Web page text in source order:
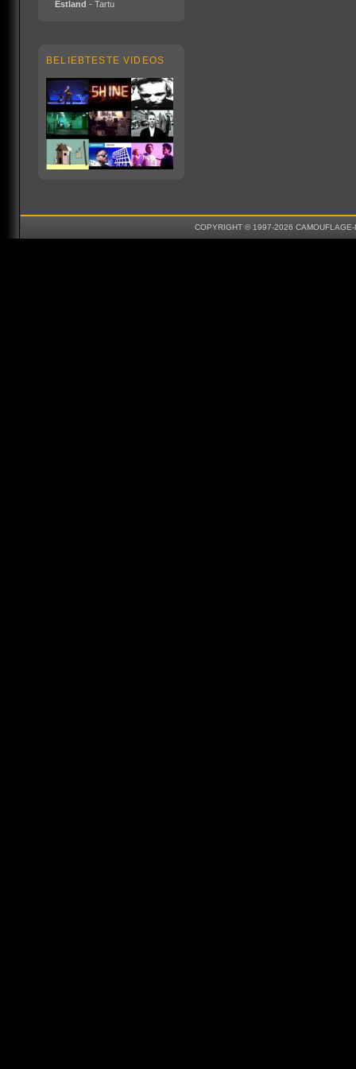
Estland - Tartu
BELIEBTESTE VIDEOS
COPYRIGHT © 1997-2026 CAMOUFLAGE-